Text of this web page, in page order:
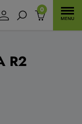
0
R2